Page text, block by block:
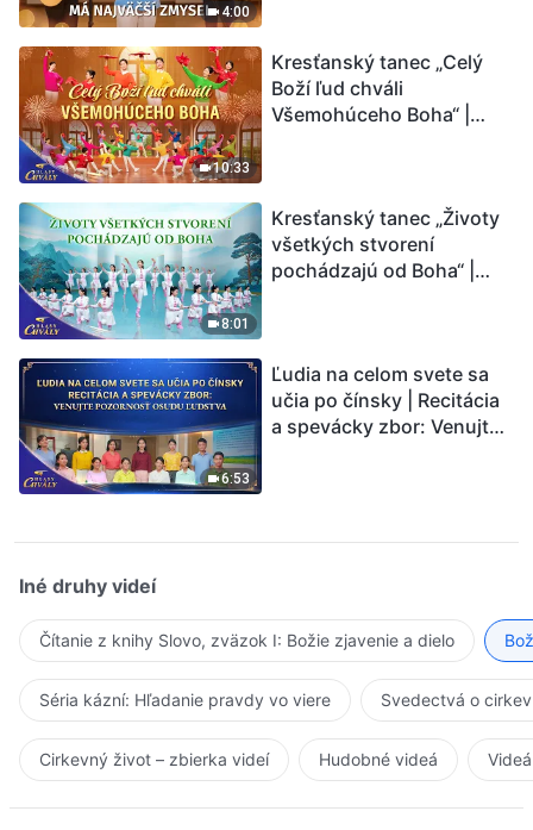
4:00
10:33
Kresťanský tanec „Celý
Boží ľud chváli
Všemohúceho Boha“ |
8:01
Kresťanský tanec „Životy
všetkých stvorení
pochádzajú od Boha“ |
6:53
Ľudia na celom svete sa
učia po čínsky | Recitácia
a spevácky zbor: Venujte
Iné druhy videí
Čítanie z knihy Slovo, zväzok I: Božie zjavenie a dielo
Séria kázní: Hľadanie pravdy vo viere Svedectvá o
Cirkevný život – zbierka videí Hudobné videá